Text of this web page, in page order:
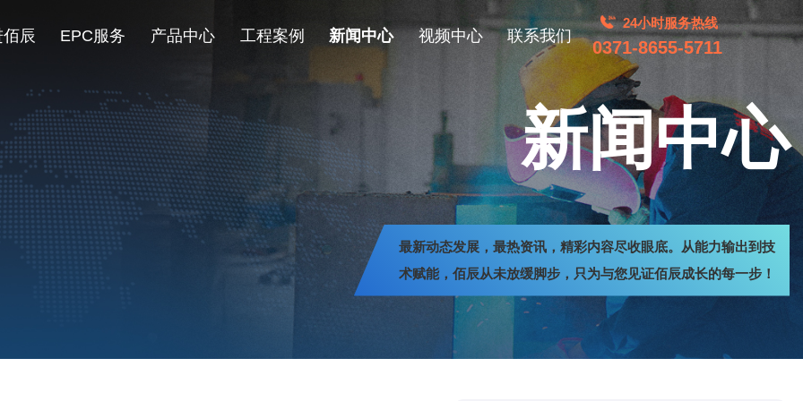
辰 EPC服务 产品中心 工程案例 新闻中心 视频中心 联系我们
24小时服务热线
0371-8655-5711
新闻中心
最新动态发展，最热资讯，精彩内容尽收眼底。从能力输出到技
术赋能，佰辰从未放缓脚步，只为与您见证佰辰成长的每一步！